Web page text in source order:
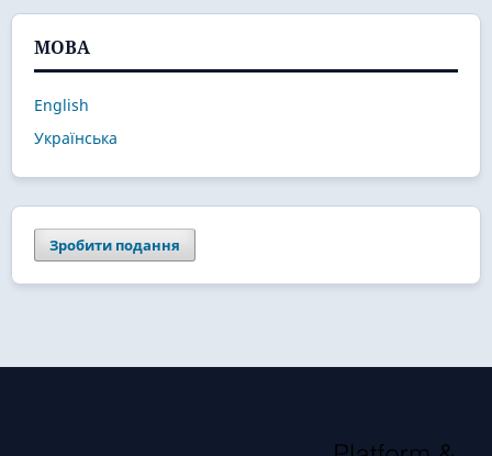
МОВА
English
Українська
Зробити подання